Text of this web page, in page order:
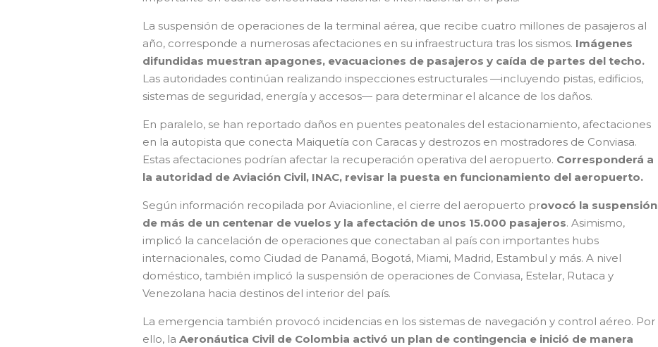
La suspensión de operaciones de la terminal aérea, que recibe cuatro millones de pasajeros al
año, corresponde a numerosas afectaciones en su infraestructura tras los sismos. Imágenes
difundidas muestran apagones, evacuaciones de pasajeros y caída de partes del techo.
Las autoridades continúan realizando inspecciones estructurales —incluyendo pistas, edificios,
sistemas de seguridad, energía y accesos— para determinar el alcance de los daños.
En paralelo, se han reportado daños en puentes peatonales del estacionamiento, afectaciones
en la autopista que conecta Maiquetía con Caracas y destrozos en mostradores de Conviasa.
Estas afectaciones podrían afectar la recuperación operativa del aeropuerto. Corresponderá a
la autoridad de Aviación Civil, INAC, revisar la puesta en funcionamiento del aeropuerto.
Según información recopilada por Aviacionline, el cierre del aeropuerto provocó la suspensión
de más de un centenar de vuelos y la afectación de unos 15.000 pasajeros. Asimismo,
implicó la cancelación de operaciones que conectaban al país con importantes hubs
internacionales, como Ciudad de Panamá, Bogotá, Miami, Madrid, Estambul y más. A nivel
doméstico, también implicó la suspensión de operaciones de Conviasa, Estelar, Rutaca y
Venezolana hacia destinos del interior del país.
La emergencia también provocó incidencias en los sistemas de navegación y control aéreo. Por
ello, la Aeronáutica Civil de Colombia activó un plan de contingencia e inició de manera